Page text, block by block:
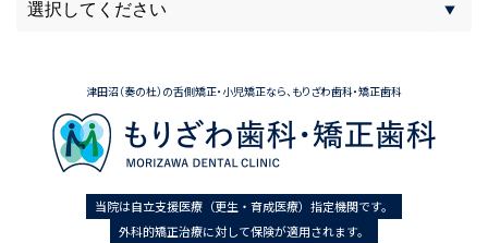
津田沼（奏の杜）の舌側矯正・小児矯正なら、もりざわ歯科・矯正歯科
当院は自立支援医療（更生・育成医療）指定機関です。
外科的矯正治療に対して保険が適用されます。